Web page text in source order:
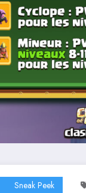
Sneak Peek